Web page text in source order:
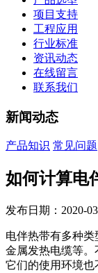
项目支持
工程应用
行业标准
资讯动态
在线留言
联系我们
新闻动态
产品知识 常见问题
如何计算电
发布日期：2020-
电伴热带有多种类
金属发热电缆等。
它们的使用环境